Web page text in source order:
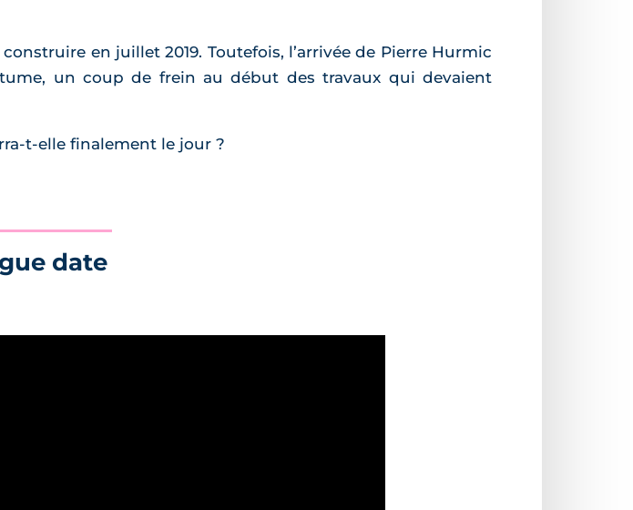
en juillet 2019. Toutefois, l’arrivée de Pierre Hurmic
un coup de frein au début des travaux qui devaient
t-elle finalement le jour ?
date